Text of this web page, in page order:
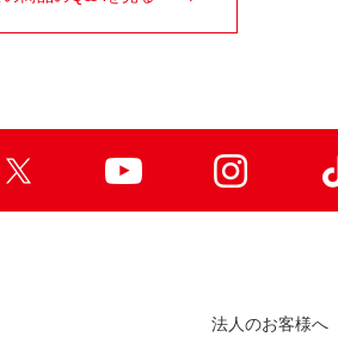
法人のお客様へ